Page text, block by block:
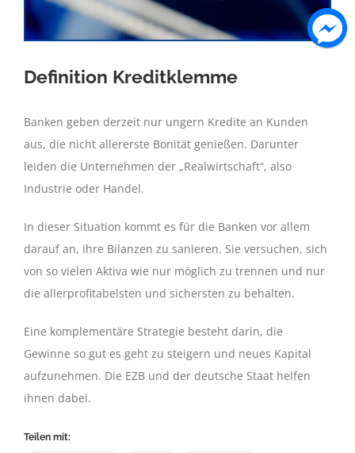
Definition Kreditklemme
Banken geben derzeit nur ungern Kredite an Kunden
aus, die nicht allererste Bonität genießen. Darunter
leiden die Unternehmen der „Realwirtschaft“, also
Industrie oder Handel.
In dieser Situation kommt es für die Banken vor allem
darauf an, ihre Bilanzen zu sanieren. Sie versuchen, sich
von so vielen Aktiva wie nur möglich zu trennen und nur
die allerprofitabelsten und sichersten zu behalten.
Eine komplementäre Strategie besteht darin, die
Gewinne so gut es geht zu steigern und neues Kapital
aufzunehmen. Die EZB und der deutsche Staat helfen
ihnen dabei.
Teilen mit: